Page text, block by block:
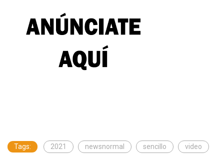
Tags: 2021 newsnormal sencillo video